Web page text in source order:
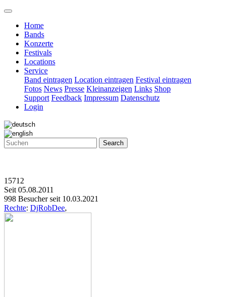
Home
Bands
Konzerte
Festivals
Locations
Service
Band eintragen Location eintragen Festival eintragen
Fotos News Presse Kleinanzeigen Links Shop
Support Feedback Impressum Datenschutz
Login
Search
15712
Seit 05.08.2011
998 Besucher seit 10.03.2021
Rechte: DjRobDee,